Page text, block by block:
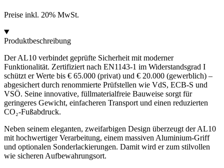
Menge
Preise inkl. 20% MwSt.
Produktbeschreibung
Der AL10 verbindet geprüfte Sicherheit mit moderner
Funktionalität. Zertifiziert nach EN1143-1 im Widerstandsgrad I
schützt er Werte bis € 65.000 (privat) und € 20.000 (gewerblich) –
abgesichert durch renommierte Prüfstellen wie VdS, ECB-S und
VSÖ. Seine innovative, füllmaterialfreie Bauweise sorgt für
geringeres Gewicht, einfacheren Transport und einen reduzierten
CO₂-Fußabdruck.
Neben seinem eleganten, zweifarbigen Design überzeugt der AL10
mit hochwertiger Verarbeitung, einem massiven Aluminium-Griff
und optionalen Sonderlackierungen. Damit wird er zum stilvollen
wie sicheren Aufbewahrungsort.